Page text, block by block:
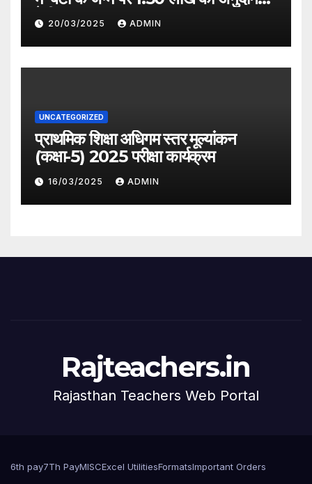
देगी सरकार
20/03/2025 ADMIN
UNCATEGORIZED
प्राथमिक शिक्षा अधिगम स्तर मूल्यांकन
(कक्षा-5) 2025 परीक्षा कार्यक्रम
16/03/2025 ADMIN
Rajteachers.in
Rajasthan Teachers Web Portal
6th pay7Th PayMISCExcel UtilitiesFormatsImportant Orders